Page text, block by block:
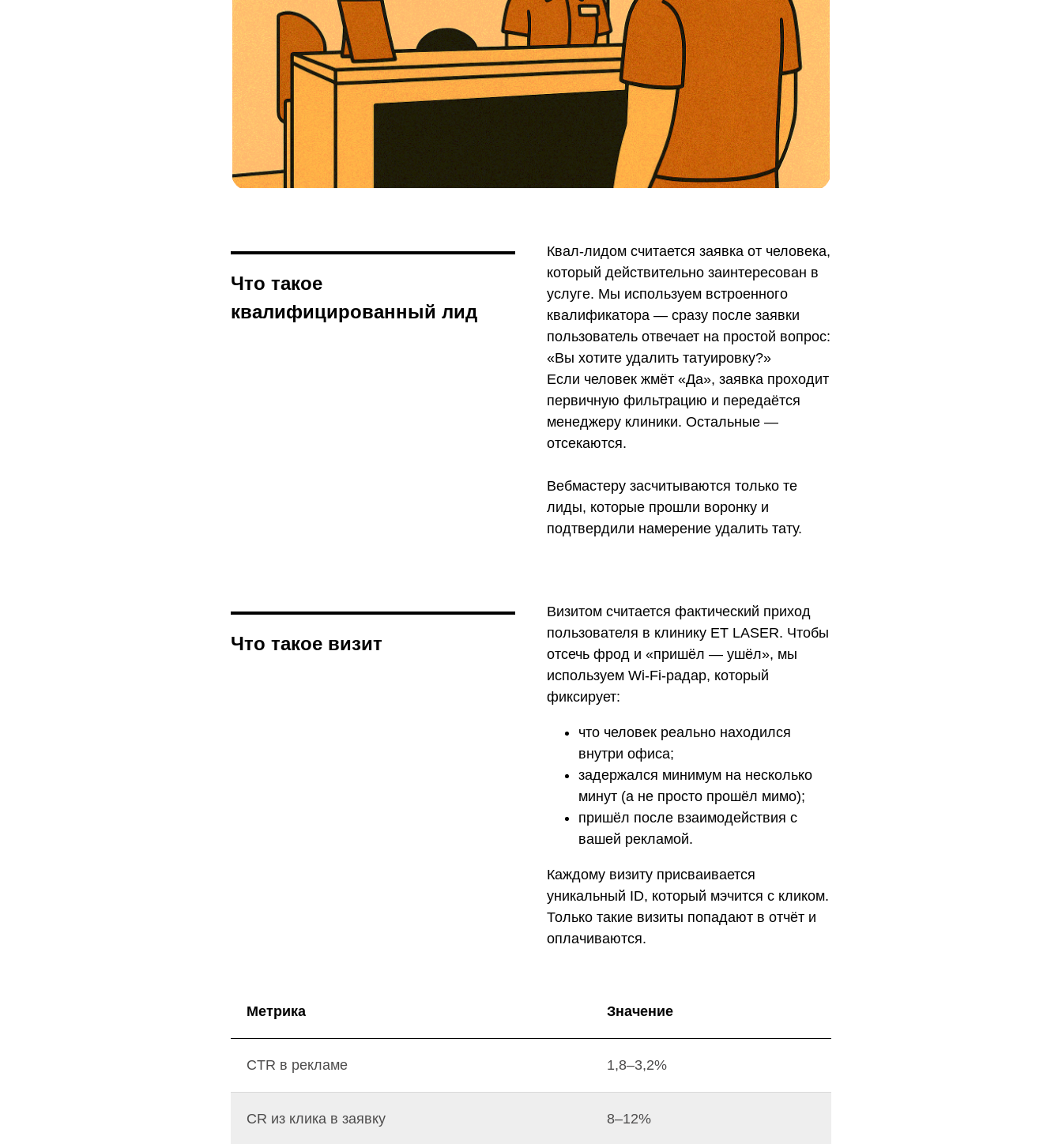
Что такое
квалифицированный лид
Квал-лидом считается заявка от человека,
который действительно заинтересован в
услуге. Мы используем встроенного
квалификатора — сразу после заявки
пользователь отвечает на простой вопрос:
«Вы хотите удалить татуировку?»
Если человек жмёт «Да», заявка проходит
первичную фильтрацию и передаётся
менеджеру клиники. Остальные —
отсекаются.
Вебмастеру засчитываются только те
лиды, которые прошли воронку и
подтвердили намерение удалить тату.
Что такое визит
Визитом считается фактический приход
пользователя в клинику ET LASER. Чтобы
отсечь фрод и «пришёл — ушёл», мы
используем Wi-Fi-радар, который
фиксирует:
что человек реально находился
внутри офиса;
задержался минимум на несколько
минут (а не просто прошёл мимо);
пришёл после взаимодействия с
вашей рекламой.
Каждому визиту присваивается
уникальный ID, который мэчится с кликом.
Только такие визиты попадают в отчёт и
оплачиваются.
Метрика Значение
CTR в рекламе 1,8–3,2%
CR из клика в заявку 8–12%